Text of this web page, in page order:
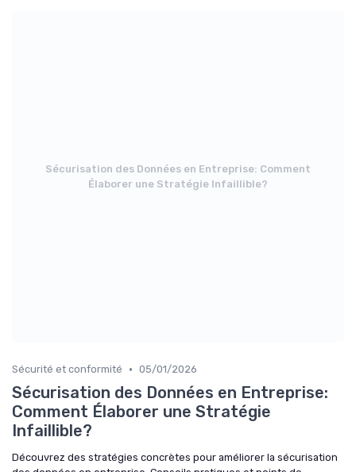
Sécurisation des Données en Entreprise: Comment
Élaborer une Stratégie Infaillible?
Sécurité et conformité • 05/01/2026
Sécurisation des Données en Entreprise:
Comment Élaborer une Stratégie
Infaillible?
Découvrez des stratégies concrètes pour améliorer la sécurisation